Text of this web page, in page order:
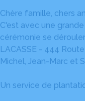
Chère famille, chers
C'est avec une
cérémonie se
LACASSE - 444
Michel, Jean-Marc et
Un service de